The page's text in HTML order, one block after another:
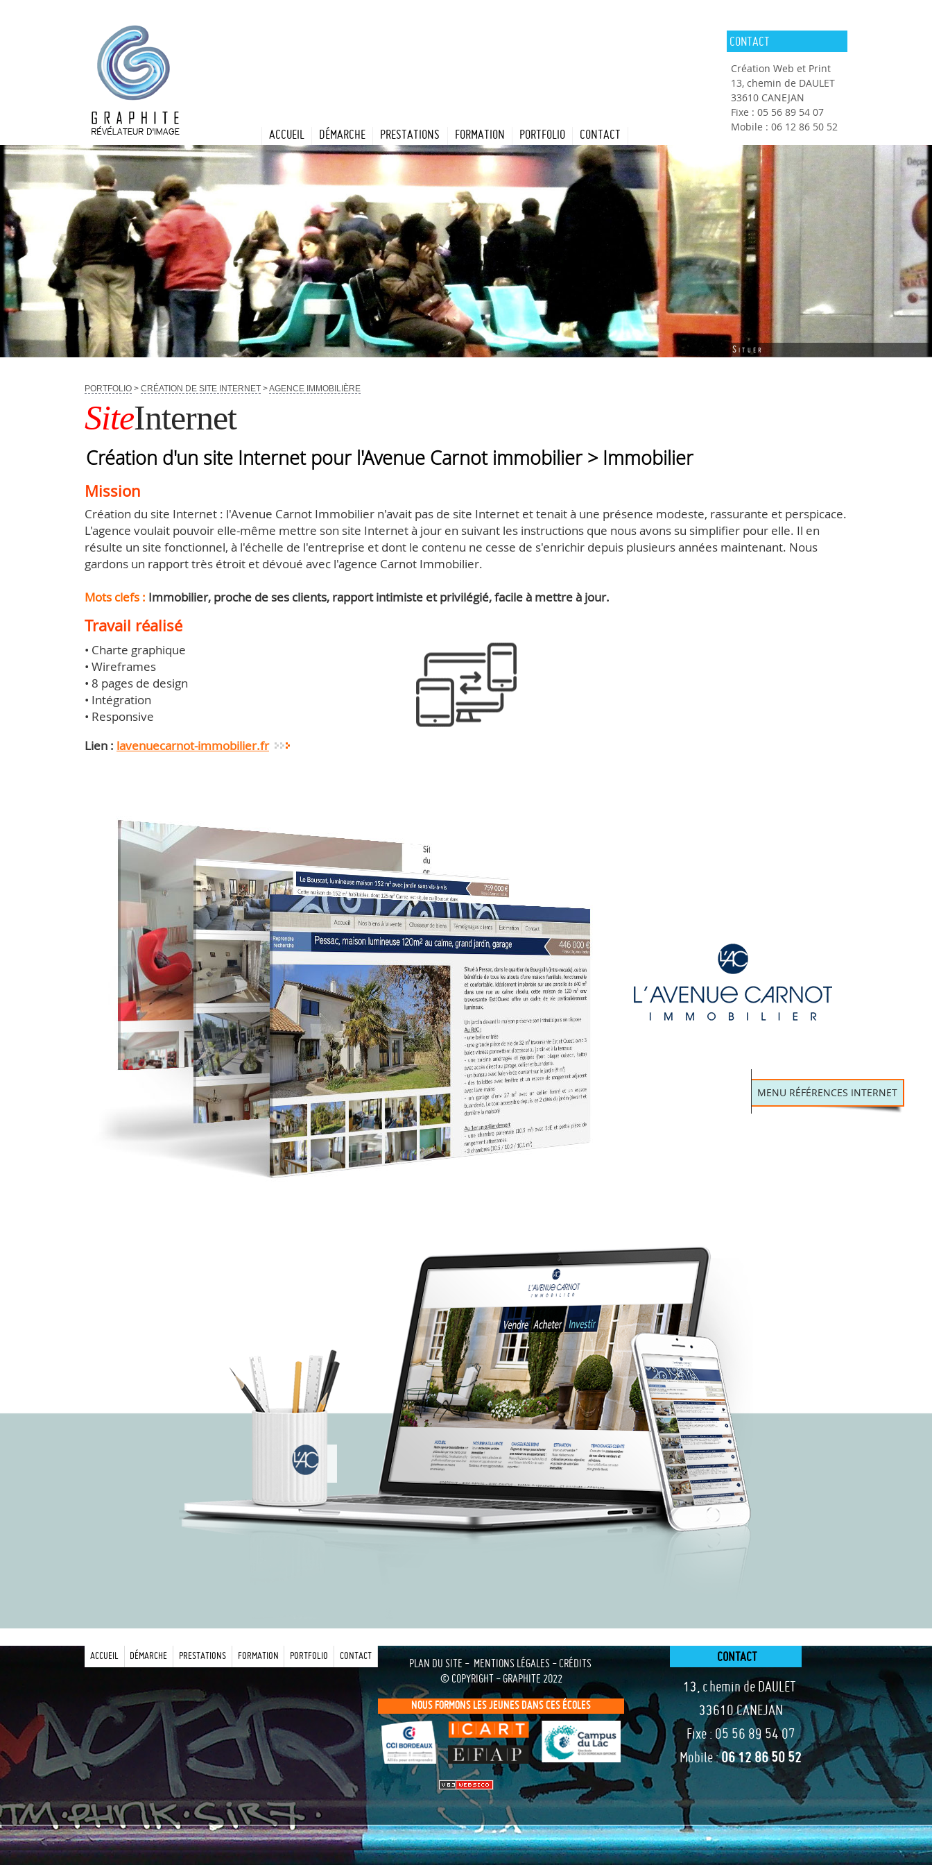
ACCUEIL DÉMARCHE PRESTATIONS FORMATION PORTFOLIO CONTACT
CONTACT
Création Web et Print
13, chemin de DAULET
33610 CANEJAN
Fixe : 05 56 89 54 07
Mobile : 06 12 86 50 52
Situer
PORTFOLIO > CRÉATION DE SITE INTERNET >AGENCE IMMOBILIÈRE
SiteInternet
Création d'un site Internet pour l'Avenue Carnot immobilier > Immobilier
Mission
Création du site Internet : l'Avenue Carnot Immobilier n'avait pas de site Internet et tenait à une présence modeste, rassurante et perspicace.
L'agence voulait pouvoir elle-même mettre son site Internet à jour en suivant les instructions que nous avons su simplifier pour elle. Il en
résulte un site fonctionnel, à l'échelle de l'entreprise et dont le contenu ne cesse de s'enrichir depuis plusieurs années maintenant. Nous
gardons un rapport très étroit et dévoué avec l'agence Carnot Immobilier.
Mots clefs : Immobilier, proche de ses clients, rapport intimiste et privilégié, facile à mettre à jour.
Travail réalisé
• Charte graphique
• Wireframes
• 8 pages de design
• Intégration
• Responsive
Lien : lavenuecarnot-immobilier.fr
MENU RÉFÉRENCES INTERNET
ACCUEIL DÉMARCHE PRESTATIONS FORMATION PORTFOLIO CONTACT
PLAN DU SITE - MENTIONS LÉGALES - CRÉDITS
© COPYRIGHT - GRAPHITE 2022
NOUS FORMONS LES JEUNES DANS CES ÉCOLES
CONTACT
13, chemin de DAULET
33610 CANEJAN
Fixe : 05 56 89 54 07
Mobile :06 12 86 50 52